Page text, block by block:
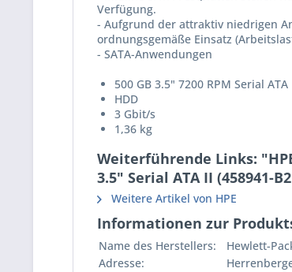
Verfügung.
- Aufgrund der attraktiv niedrigen
ordnungsgemäße Einsatz
- SATA-Anwendungen
500 GB 3.5" 7200 RPM Serial ATA
HDD
3 Gbit/s
1,36 kg
Weiterführende Links:
3.5" Serial ATA II (458941-
Weitere Artikel von HPE
Informationen zur
Name des Herstellers:
Hewlett-
Adresse: